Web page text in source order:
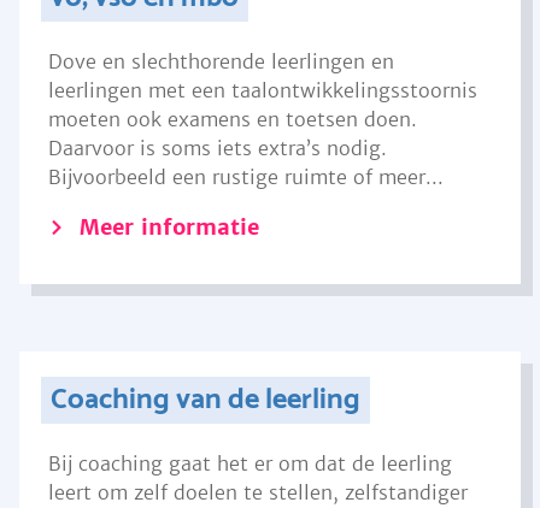
Dove en slechthorende leerlingen en
leerlingen met een taalontwikkelingsstoornis
moeten ook examens en toetsen doen.
Daarvoor is soms iets extra’s nodig.
Bijvoorbeeld een rustige ruimte of meer...
Meer informatie
Coaching van de leerling
Bij coaching gaat het er om dat de leerling
leert om zelf doelen te stellen, zelfstandiger